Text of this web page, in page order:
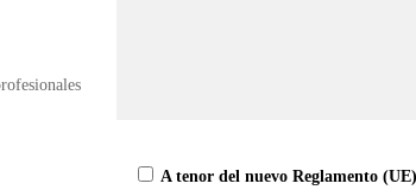
A tenor del nuevo Reglamento